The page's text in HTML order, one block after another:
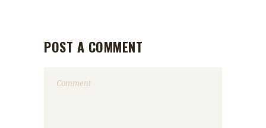
POST A COMMENT